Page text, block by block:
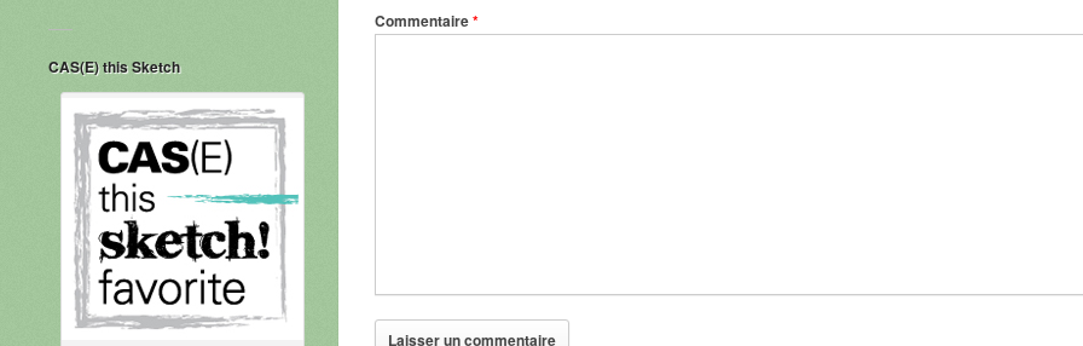
CAS(E) this Sketch
Commentaire*